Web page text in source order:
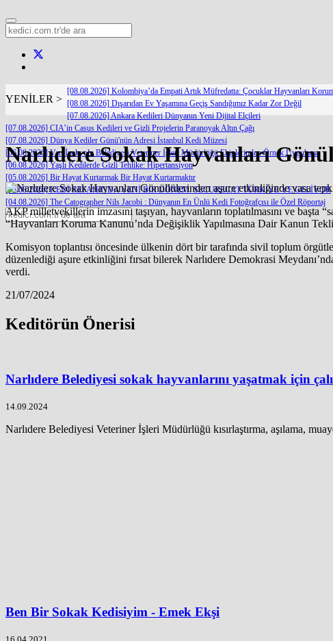
YENİLER >
[08.08.2026] Kolombiya’da Empati Artık Müfredatta: Çocuklar Hayvanları
[08.08.2026] Dışarıdan Ev Yaşamına Geçiş Sandığımız Kadar Zor Değil
[07.08.2026] Ankara Kedileri Dünyanın Yeni Dijital Elçileri
[07.08.2026] CIA’in Casus Kedileri ve Gizli Projelerin Paranoyak Altın Çağı
[07.08.2026] Dünya Kediler Günü'nün Adresi İstanbul Kedi Müzesi
[06.08.2026] Van İpekyolu Belediyesi Veteriner İşleri Müdürlüğü Ekiplerinden Örnek Uygulama
[06.08.2026] Yaşlı Kedilerde Gizli Tehlike: Hipertansiyon
[05.08.2026] Bir Hayat Kurtarmak Bir Hayat Kurtarmaktır
[05.08.2026] KEDİ REFAHINDA YENİ BİR DÖNEM: SECURECAT TÜRKİYE’YE GELİYOR
[04.08.2026] The Catographer Nils Jacobi : Dünyanın En Ünlü Kedi Fotoğrafçısı ile Özel Röportaj
Narlıdere Sokak Hayvanları
AKP milletvekillerin imzasını taşıyan, hayvanların toplatılmasını ve başta
“Hayvanları Koruma Kanunu’nda Değişiklik Yapılmasına Dair Kanun
Komisyon toplantısı öncesinde ülkenin dört bir tarafında sivil toplum
düzenlediği aşure etkinliğini fırsat bilerek Narlıdere Demokrasi
verdi.
21/07/2024
Keditörün Önerisi
Narlıdere Belediyesi sokak hayvanlarını yaşatmak için
14.09.2024
Narlıdere Belediyesi Veteriner İşleri Müdürlüğü kısırlaştırma, aşılama,
Ben Bir Sokak Kedisiyim - Emek Ekşi